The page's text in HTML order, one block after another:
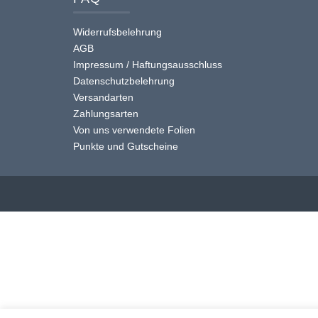
Widerrufsbelehrung
AGB
Impressum / Haftungsausschluss
Datenschutzbelehrung
Versandarten
Zahlungsarten
Von uns verwendete Folien
Punkte und Gutscheine